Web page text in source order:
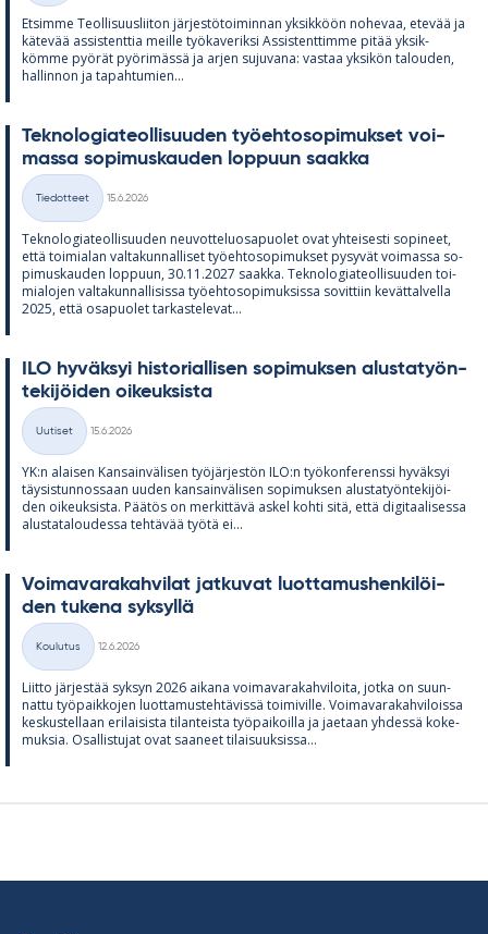
Et­simme Teol­li­suus­lii­ton jär­jes­tö­toi­min­nan yk­sik­köön no­he­vaa, ete­vää ja
kä­te­vää as­sis­tent­tia meille työ­ka­ve­riksi As­sis­tent­timme pi­tää yk­sik­
kömme pyö­rät pyö­ri­mässä ja ar­jen su­ju­vana: vas­taa yk­si­kön ta­lou­den,
hal­lin­non ja ta­pah­tu­mien...
Tek­no­lo­gia­teol­li­suu­den työ­eh­to­so­pi­muk­set voi­
massa so­pi­mus­kau­den lop­puun saakka
Kategoriat
Tiedotteet
15.6.2026
Tek­no­lo­gia­teol­li­suu­den neu­vot­te­luos­a­puo­let ovat yh­tei­sesti so­pi­neet,
että toi­mia­lan val­ta­kun­nal­li­set työ­eh­to­so­pi­muk­set py­sy­vät voi­massa so­
pi­mus­kau­den lop­puun, 30.11.2027 saakka. Tek­no­lo­gia­teol­li­suu­den toi­
mia­lo­jen val­ta­kun­nal­li­sissa työ­eh­to­so­pi­muk­sissa so­vit­tiin ke­vät­tal­vella
2025, että os­a­puo­let tar­kas­te­le­vat...
ILO hy­väk­syi his­to­rial­li­sen so­pi­muk­sen alus­ta­työn­
te­ki­jöi­den oi­keuk­sista
Kategoriat
Uutiset
15.6.2026
YK:n alai­sen Kan­sain­vä­li­sen työ­jär­jes­tön ILO:n työ­kon­fe­renssi hy­väk­syi
täy­sis­tun­nos­saan uu­den kan­sain­vä­li­sen so­pi­muk­sen alus­ta­työn­te­ki­jöi­
den oi­keuk­sista. Pää­tös on mer­kit­tävä as­kel kohti sitä, että di­gi­taa­li­sessa
alus­ta­ta­lou­dessa teh­tä­vää työtä ei...
Voi­ma­va­ra­kah­vi­lat jat­ku­vat luot­ta­mus­hen­ki­löi­
den tu­kena syk­syllä
Kategoriat
Koulutus
12.6.2026
Liitto jär­jes­tää syk­syn 2026 ai­kana voi­ma­va­ra­kah­vi­loita, jotka on suun­
nattu työ­paik­ko­jen luot­ta­mus­teh­tä­vissä toi­mi­ville. Voi­ma­va­ra­kah­vi­loissa
kes­kus­tel­laan eri­lai­sista ti­lan­teista työ­pai­koilla ja jae­taan yh­dessä ko­ke­
muk­sia. Osal­lis­tu­jat ovat saa­neet ti­lai­suuk­sissa...